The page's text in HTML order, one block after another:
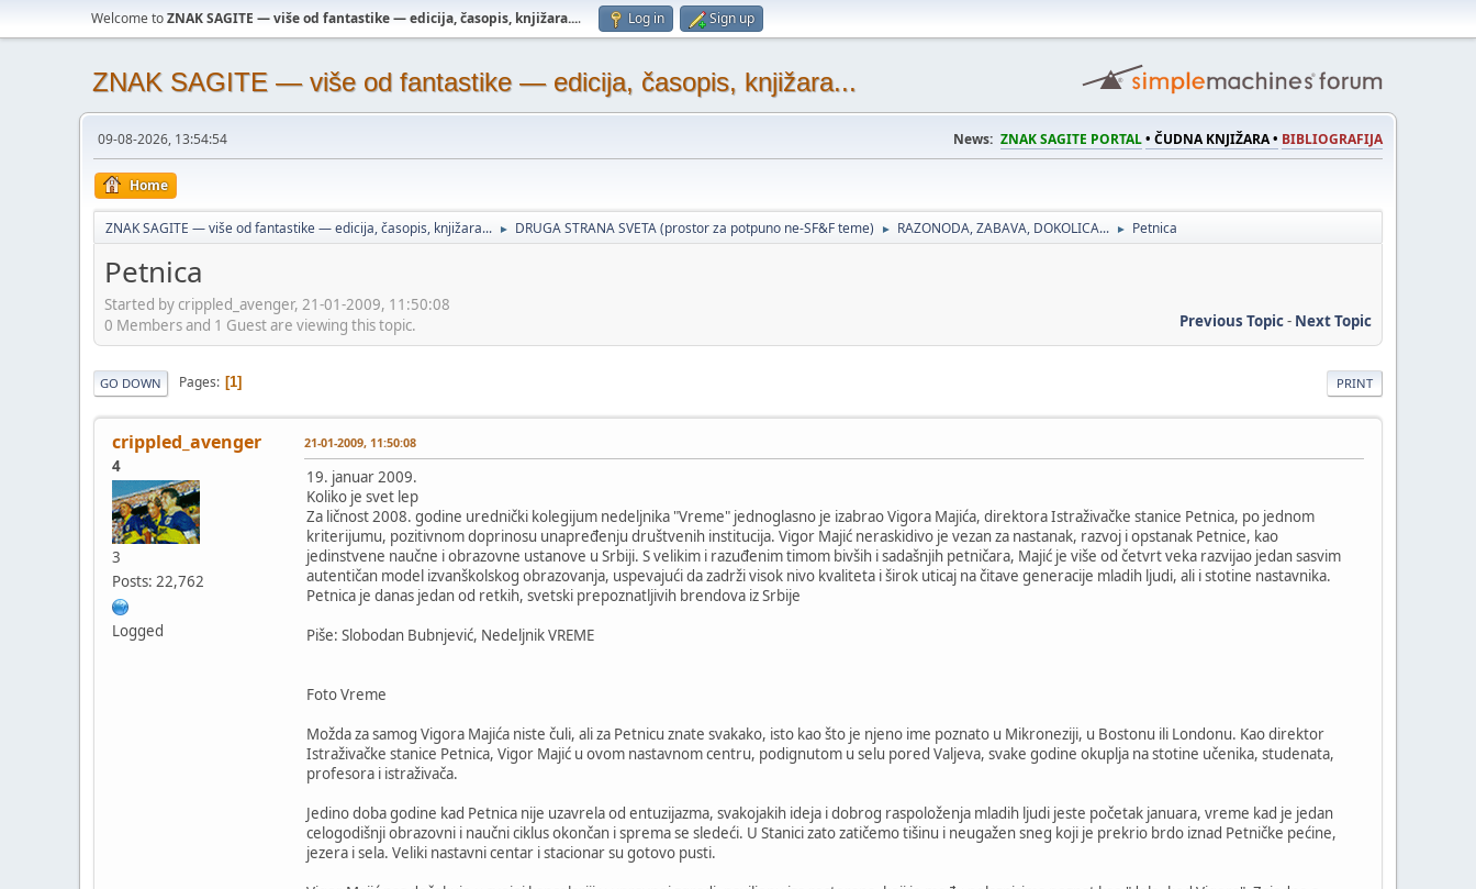
Welcome toZNAK SAGITE — više od fantastike — edicija, časopis, knjižara.... Log in Sign up
ZNAK SAGITE — više od fantastike — edicija, časopis, knjižara...
09-08-2026, 13:54:54 News: ZNAK SAGITE PORTAL• ČUDNA KNJIŽARA • BIBLIOGRAFIJA
Home
ZNAK SAGITE — više od fantastike — edicija, časopis, knjižara... ► DRUGA STRANA SVETA (prostor za potpuno ne-SF&F teme) ► RAZONODA, ZABAVA, DOKOLICA... ► Petnica
Petnica
Started by crippled_avenger, 21-01-2009, 11:50:08
Previous Topic- Next Topic
0 Members and 1 Guest are viewing this topic.
PRINT
GO DOWN Pages 1
crippled_avenger
4
3
Posts: 22,762
Logged
21-01-2009, 11:50:08
19. januar 2009.
Koliko je svet lep
Za ličnost 2008. godine urednički kolegijum nedeljnika "Vreme" jednoglasno je izabrao Vigora Majića, direktora Istraživačke stanice Petnica, po jednom
kriterijumu, pozitivnom doprinosu unapređenju društvenih institucija. Vigor Majić neraskidivo je vezan za nastanak, razvoj i opstanak Petnice, kao
jedinstvene naučne i obrazovne ustanove u Srbiji. S velikim i razuđenim timom bivših i sadašnjih petničara, Majić je više od četvrt veka razvijao jedan sasvim
autentičan model izvanškolskog obrazovanja, uspevajući da zadrži visok nivo kvaliteta i širok uticaj na čitave generacije mladih ljudi, ali i stotine nastavnika.
Petnica je danas jedan od retkih, svetski prepoznatljivih brendova iz Srbije
Piše: Slobodan Bubnjević, Nedeljnik VREME
Foto Vreme
Možda za samog Vigora Majića niste čuli, ali za Petnicu znate svakako, isto kao što je njeno ime poznato u Mikroneziji, u Bostonu ili Londonu. Kao direktor
Istraživačke stanice Petnica, Vigor Majić u ovom nastavnom centru, podignutom u selu pored Valjeva, svake godine okuplja na stotine učenika, studenata,
profesora i istraživača.
Jedino doba godine kad Petnica nije uzavrela od entuzijazma, svakojakih ideja i dobrog raspoloženja mladih ljudi jeste početak januara, vreme kad je jedan
celogodišnji obrazovni i naučni ciklus okončan i sprema se sledeći. U Stanici zato zatičemo tišinu i neugažen sneg koji je prekrio brdo iznad Petničke pećine,
jezera i sela. Veliki nastavni centar i stacionar su gotovo pusti.